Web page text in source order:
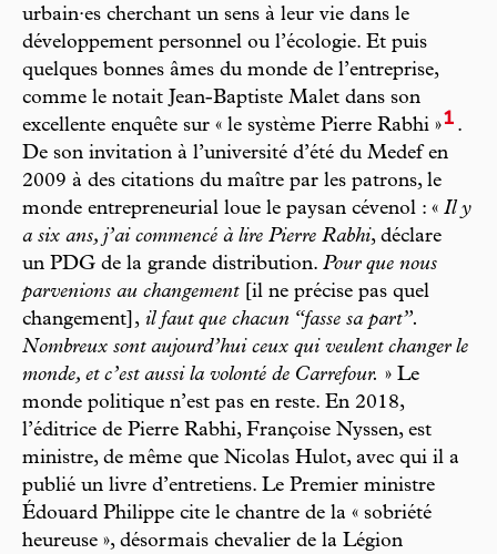
urbain·es cherchant un sens à leur vie dans le
développement personnel ou l’écologie. Et puis
quelques bonnes âmes du monde de l’entreprise,
comme le notait Jean-Baptiste Malet dans son
excellente enquête sur « le système Pierre Rabhi »1 .
De son invitation à l’université d’été du Medef en
2009 à des citations du maître par les patrons, le
monde entrepreneurial loue le paysan cévenol : « Il y
a six ans, j’ai commencé à lire Pierre Rabhi, déclare
un PDG de la grande distribution. Pour que nous
parvenions au changement[il ne précise pas quel
changement], il faut que chacun “fasse sa part”.
Nombreux sont aujourd’hui ceux qui veulent changer le
monde, et c’est aussi la volonté de Carrefour. » Le
monde politique n’est pas en reste. En 2018,
l’éditrice de Pierre Rabhi, Françoise Nyssen, est
ministre, de même que Nicolas Hulot, avec qui il a
publié un livre d’entretiens. Le Premier ministre
Édouard Philippe cite le chantre de la « sobriété
heureuse », désormais chevalier de la Légion